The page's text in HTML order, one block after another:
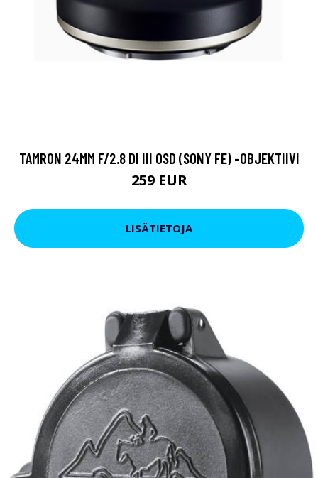
TAMRON 24MM F/2.8 DI III OSD (SONY FE) -OBJEKTIIVI
259 EUR
LISÄTIETOJA